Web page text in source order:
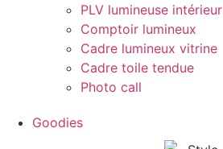
PLV lumineuse intérieur
Comptoir lumineux
Cadre lumineux vitrine
Cadre toile tendue
Photo call
Goodies